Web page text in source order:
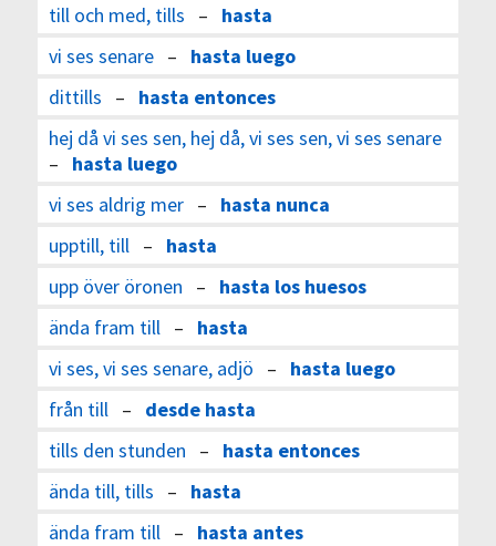
till och med, tills – hasta
vi ses senare– hasta luego
dittills – hasta entonces
hej då vi ses sen, hej då, vi ses sen, vi ses senare
– hasta luego
vi ses aldrig mer– hasta nunca
upptill, till– hasta
upp över öronen – hasta los huesos
ända fram till– hasta
vi ses, vi ses senare, adjö – hasta luego
från till– desde hasta
tills den stunden – hasta entonces
ända till, tills – hasta
ända fram till– hasta antes